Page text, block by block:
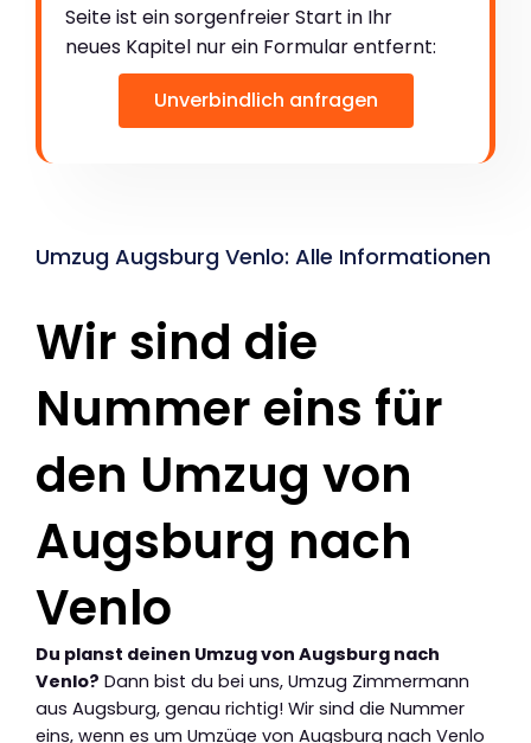
Seite ist ein sorgenfreier Start in Ihr
neues Kapitel nur ein Formular entfernt:
Unverbindlich anfragen
Umzug Augsburg Venlo: Alle Informationen
Wir sind die
Nummer eins für
den Umzug von
Augsburg nach
Venlo
Du planst deinen Umzug von Augsburg nach
Venlo? Dann bist du bei uns, Umzug Zimmermann
aus Augsburg, genau richtig! Wir sind die Nummer
eins, wenn es um Umzüge von Augsburg nach Venlo